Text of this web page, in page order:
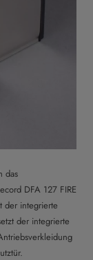
das
DFA 127 FIRE
der integrierte
der integrierte